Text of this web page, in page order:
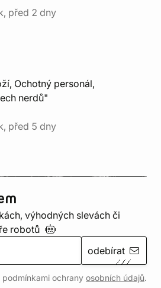
před 2 dny
Ochotný personál,
nerdů"
před 5 dny
výhodných slevách či
robotů
odebírat
podmínkami ochrany osobních údajů.